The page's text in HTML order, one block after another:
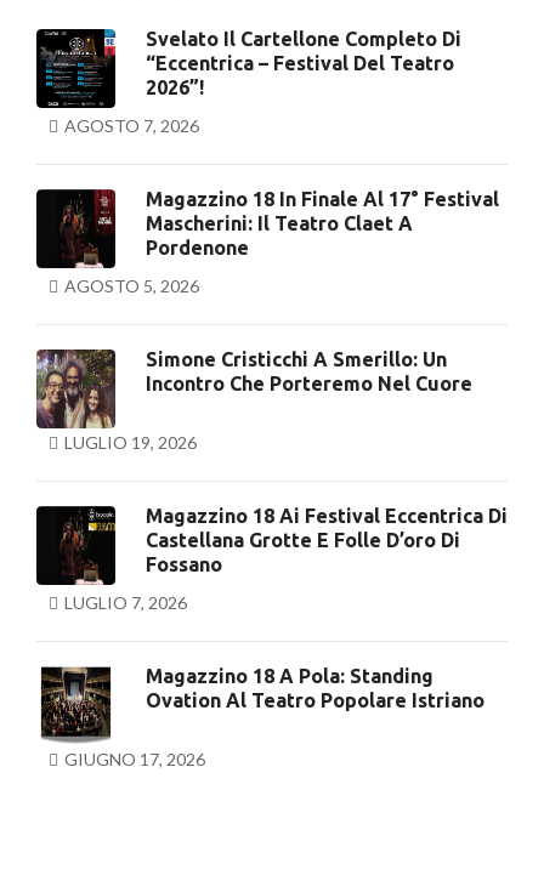
Svelato Il Cartellone Completo Di
“Eccentrica – Festival Del Teatro
2026”!
AGOSTO 7, 2026
Magazzino 18 In Finale Al 17° Festival
Mascherini: Il Teatro Claet A
Pordenone
AGOSTO 5, 2026
Simone Cristicchi A Smerillo: Un
Incontro Che Porteremo Nel Cuore
LUGLIO 19, 2026
Magazzino 18 Ai Festival Eccentrica Di
Castellana Grotte E Folle D’oro Di
Fossano
LUGLIO 7, 2026
Magazzino 18 A Pola: Standing
Ovation Al Teatro Popolare Istriano
GIUGNO 17, 2026